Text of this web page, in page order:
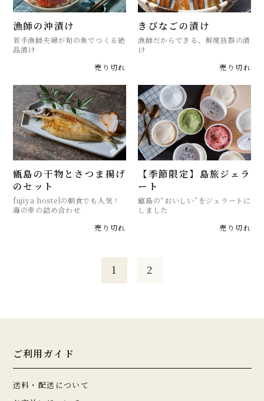
漁師の沖漬け
若手漁師夫婦が旬の魚でつくる絶
品漬け
売り切れ
きびなごの漬け
漁師だからできる、鮮度抜群の漬
け
売り切れ
甑島の干物とさつま揚げ
のセット
fujiya hostelの朝食でも人気！
海の幸の詰め合わせ
売り切れ
【季節限定】島旅ジェラ
ート
甑島の“おいしい”をジェラートに
しました
売り切れ
1 2
ご利用ガイド
送料・配送について